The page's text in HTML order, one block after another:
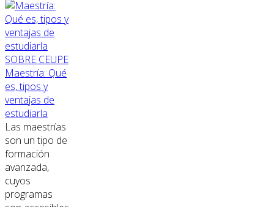
SOBRE CEUPE
Maestría: Qué
es, tipos y
ventajas de
estudiarla
Las maestrías
son un tipo de
formación
avanzada,
cuyos
programas